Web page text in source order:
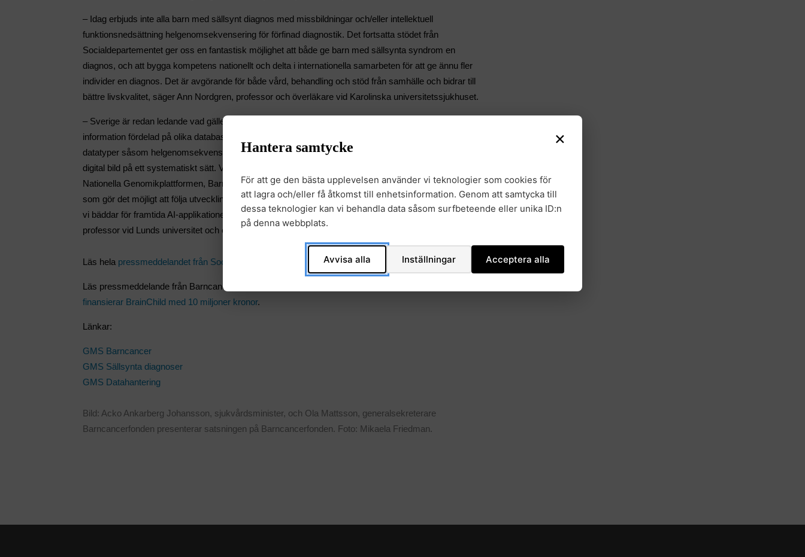
– Idag erbjuds inte alla barn med sällsynt diagnos med missbildningar och/eller intellektuell
funktionsnedsättning helgenomsekvensering för förfinad diagnostik. Det fortsatta stödet från
Socialdepartementet ger oss en fantastisk möjlighet att både ge barn med sällsynta syndrom en
diagnos, och att bygga kompetens nationellt och delta i internationella samarbeten för att ge ännu fler
individer en diagnos. Det är avgörande för både vård, behandling och stöd från samhälle och bidrar till
bättre livskvalitet, säger Ann Nordgren, professor och överläkare vid Karolinska universitetssjukhuset.
– Sverige är redan ledande vad gäller insamling av data från barn med cancer. Idag är denna
information fördelad på olika databaser. Satsningen är ett första steg mot att länka samman storskaliga
datatyper såsom helgenomsekvensering, användning av precisionsläkemedel, överlevnadsdata och
digital bild på ett systematiskt sätt. Vi kommer att arbeta i partnerskap med Barncancerfonden, den
Nationella Genomikplattformen, Barntumörbanken och det Svenska barncancerregistret för ett system
som gör det möjligt att följa utvecklingen av precisionsmedicin inom barncancerområdet samtidigt som
vi bäddar för framtida AI-applikationer, säger David Gisselsson Nord, co-chair för GMS Barncancer,
professor vid Lunds universitet och överläkare vid Region Skåne.
Läs hela pressmeddelandet från Socialdepartementet
Läs pressmeddelande från Barncancerfonden om ett av pilotprojekten som finansieras,
finansierar BrainChild med 10 miljoner kronor.
Länkar:
GMS Barncancer
GMS Sällsynta diagnoser
GMS Datahantering
Bild: Acko Ankarberg Johansson, sjukvårdsminister, och Ola Mattsson, generalsekreterare
Barncancerfonden presenterar satsningen på Barncancerfonden. Foto: Mikaela Friedman.
×
Hantera samtycke
För att ge den bästa upplevelsen använder vi teknologier som cookies för
att lagra och/eller få åtkomst till enhetsinformation. Genom att samtycka till
dessa teknologier kan vi behandla data såsom surfbeteende eller unika ID:n
på denna webbplats.
Avvisa alla Inställningar Acceptera alla